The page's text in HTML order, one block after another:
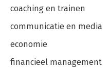
coaching en trainen
communicatie en media
economie
financieel management